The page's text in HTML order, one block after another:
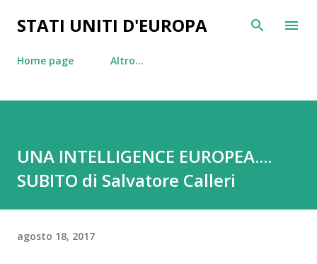
Passa ai contenuti principali
STATI UNITI D'EUROPA
Home page Altro…
UNA INTELLIGENCE EUROPEA....
SUBITO di Salvatore Calleri
agosto 18, 2017